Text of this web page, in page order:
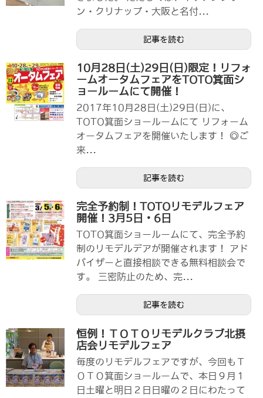
ン・クリナップ・大阪と名付...
記事を読む
10月28日(土)29日(日)限定！リフォ
ームオータムフェアをTOTO箕面シ
ョールームにて開催！
2017年10月28日(土)29日(日)に、
TOTO箕面ショールームにて リフォーム
オータムフェアを開催いたします！ ◎ご
来...
記事を読む
完全予約制！TOTOリモデルフェア
開催！3月5日・6日
TOTO箕面ショールームにて、完全予約
制のリモデルデアが開催されます！ アド
バイザーと直接相談できる無料相談会で
す。 三密防止のため、完...
記事を読む
恒例！ＴＯＴＯリモデルクラブ北摂
店会リモデルフェア
毎度のリモデルフェアですが、今回もＴ
ＯＴＯ箕面ショールームで、本日９月１
日土曜と明日２日日曜の２日にわたって